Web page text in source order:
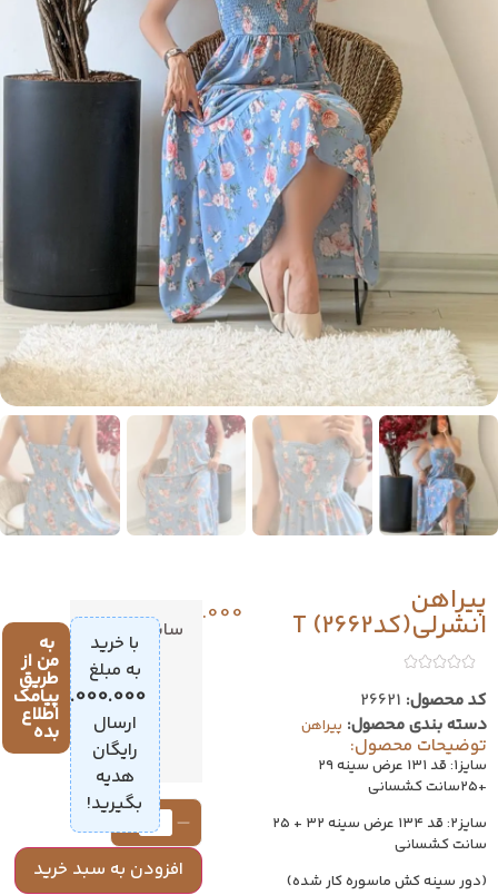
پیراهن
انشرلی(کد2662) T
کد محصول: 26621
دسته بندی محصول: پیراهن
توضیحات محصول:
سایز۱: قد ۱۳۱ عرض سینه ۲۹
+۲۵سانت کشسانی
سایز۲: قد ۱۳۴ عرض سینه ۳۲ + ۲۵
سانت کشسانی
(دور سینه کش ماسوره کار شده)
1.699.000 تومان
سایز
1
2
افزودن به سبد خرید
با خرید
به مبلغ
4.000.000 تومان
ارسال
رایگان
هدیه
بگیرید!
به
من از
طریق
پیامک
اطلاع
بده